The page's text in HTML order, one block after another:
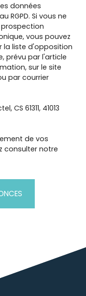
données
RGPD. Si vous ne
vous pouvez
la liste d'opposition
prévu par l'article
sur le site
par courrier
CS 61311, 41013
de vos
consulter notre